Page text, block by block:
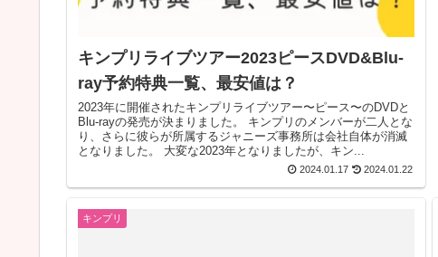
キンプリライブツアー2023ピースDVD&Blu-
ray予約特典一覧、最安値は？
2023年に開催されたキンプリライブツアー〜ピース〜のDVDと
Blu-rayの発売が決まりました。 キンプリのメンバーが二人とな
り、さらに彼らが所属するジャニーズ事務所は会社自体が消滅
となりました。 大変な2023年となりましたが、キン...
2024.01.17 2024.01.22
キンプリ